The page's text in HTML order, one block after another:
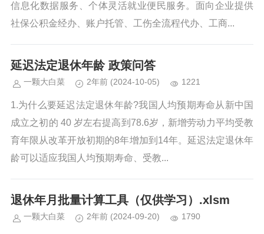
信息化数据服务、个体灵活就业便民服务。面向企业提供
社保公积金经办、账户托管、工伤全流程代办、工商...
延迟法定退休年龄 政策问答
一颗大白菜 2年前 (2024-10-05) 1221
1.为什么要延迟法定退休年龄?我国人均预期寿命从新中国
成立之初的 40 岁左右提高到78.6岁，新增劳动力平均受教
育年限从改革开放初期的8年增加到14年。延迟法定退休年
龄可以适应我国人均预期寿命、受教...
退休年月批量计算工具（仅供学习）.xlsm
一颗大白菜 2年前 (2024-09-20) 1790